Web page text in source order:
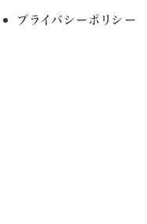
プライバシーポリシー